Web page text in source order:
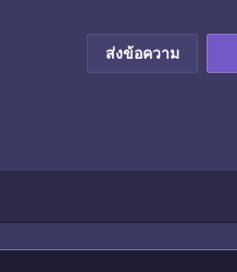
ส่งข้อความ